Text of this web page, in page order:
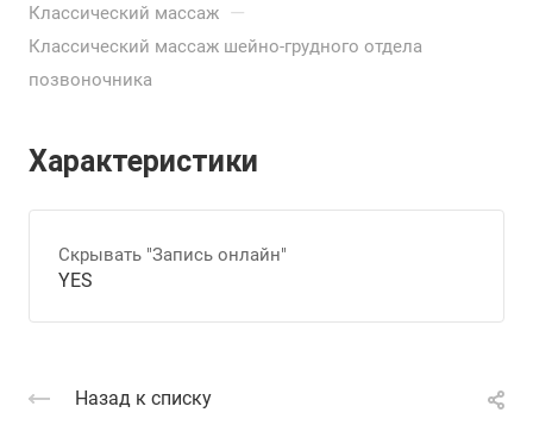
Классический массаж —
Классический массаж шейно-грудного отдела
позвоночника
Характеристики
Скрывать "Запись онлайн"
YES
Назад к списку